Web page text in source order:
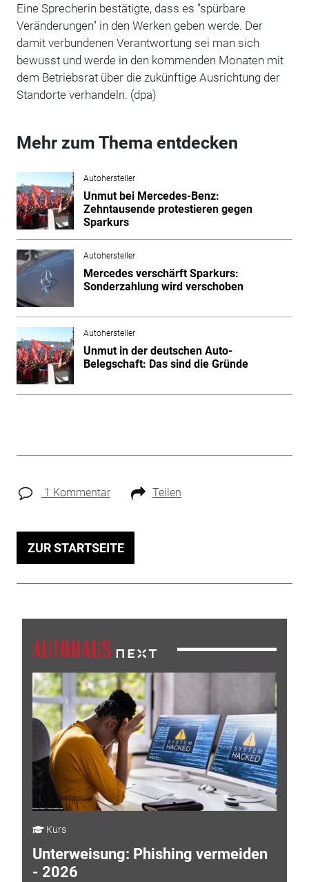
Eine Sprecherin bestätigte, dass es "spürbare
Veränderungen" in den Werken geben werde. Der
damit verbundenen Verantwortung sei man sich
bewusst und werde in den kommenden Monaten mit
dem Betriebsrat über die zukünftige Ausrichtung der
Standorte verhandeln. (dpa)
Mehr zum Thema entdecken
Autohersteller
Unmut bei Mercedes-Benz:
Zehntausende protestieren gegen
Sparkurs
Autohersteller
Mercedes verschärft Sparkurs:
Sonderzahlung wird verschoben
Autohersteller
Unmut in der deutschen Auto-
Belegschaft: Das sind die Gründe
1 Kommentar Teilen
ZUR STARTSEITE
Kurs
Unterweisung: Phishing vermeiden
- 2026